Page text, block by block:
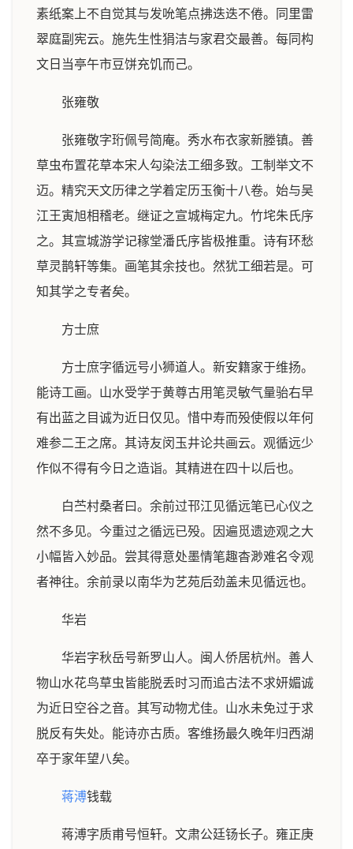
素纸案上不自觉其与发吮笔点拂迭迭不倦。同里雷
翠庭副宪云。施先生性狷洁与家君交最善。每同构
文日当亭午市豆饼充饥而己。
张雍敬
张雍敬字珩佩号简庵。秀水布衣家新塍镇。善
草虫布置花草本宋人勾染法工细多致。工制举文不
迈。精究天文历律之学着定历玉衡十八卷。始与吴
江王寅旭相稽老。继证之宣城梅定九。竹垞朱氏序
之。其宣城游学记稼堂潘氏序皆极推重。诗有环愁
草灵鹊轩等集。画笔其余技也。然犹工细若是。可
知其学之专者矣。
方士庶
方士庶字循远号小狮道人。新安籍家于维扬。
能诗工画。山水受学于黄尊古用笔灵敏气量骀右早
有出蓝之目诚为近日仅见。惜中寿而殁使假以年何
难参二王之席。其诗友闵玉井论共画云。观循远少
作似不得有今日之造诣。其精进在四十以后也。
白苎村桑者曰。余前过邗江见循远笔已心仪之
然不多见。今重过之循远已殁。因遍觅遗迹观之大
小幅皆入妙品。尝其得意处墨情笔趣杳渺难名令观
者神往。余前录以南华为艺苑后劲盖未见循远也。
华岩
华岩字秋岳号新罗山人。闽人侨居杭州。善人
物山水花鸟草虫皆能脱丢时习而追古法不求妍媚诚
为近日空谷之音。其写动物尤佳。山水未免过于求
脱反有失处。能诗亦古质。客维扬最久晚年归西湖
卒于家年望八矣。
蒋溥钱载
蒋溥字质甫号恒轩。文肃公廷钖长子。雍正庚